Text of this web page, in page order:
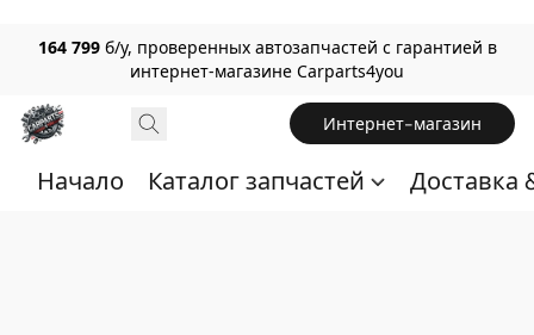
164 799 б/у, проверенных автозапчастей с гарантией в
интернет-магазине Carparts4you
Интернет-магазин
Начало Каталог запчастей Доставка